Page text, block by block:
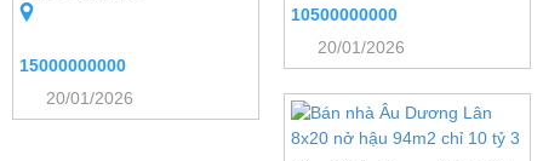
15000000000
20/01/2026
10500000000
20/01/2026